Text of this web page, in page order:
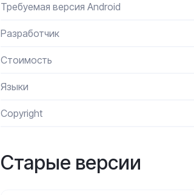
Требуемая версия Android
Разработчик
Стоимость
Языки
Сopyright
Старые версии